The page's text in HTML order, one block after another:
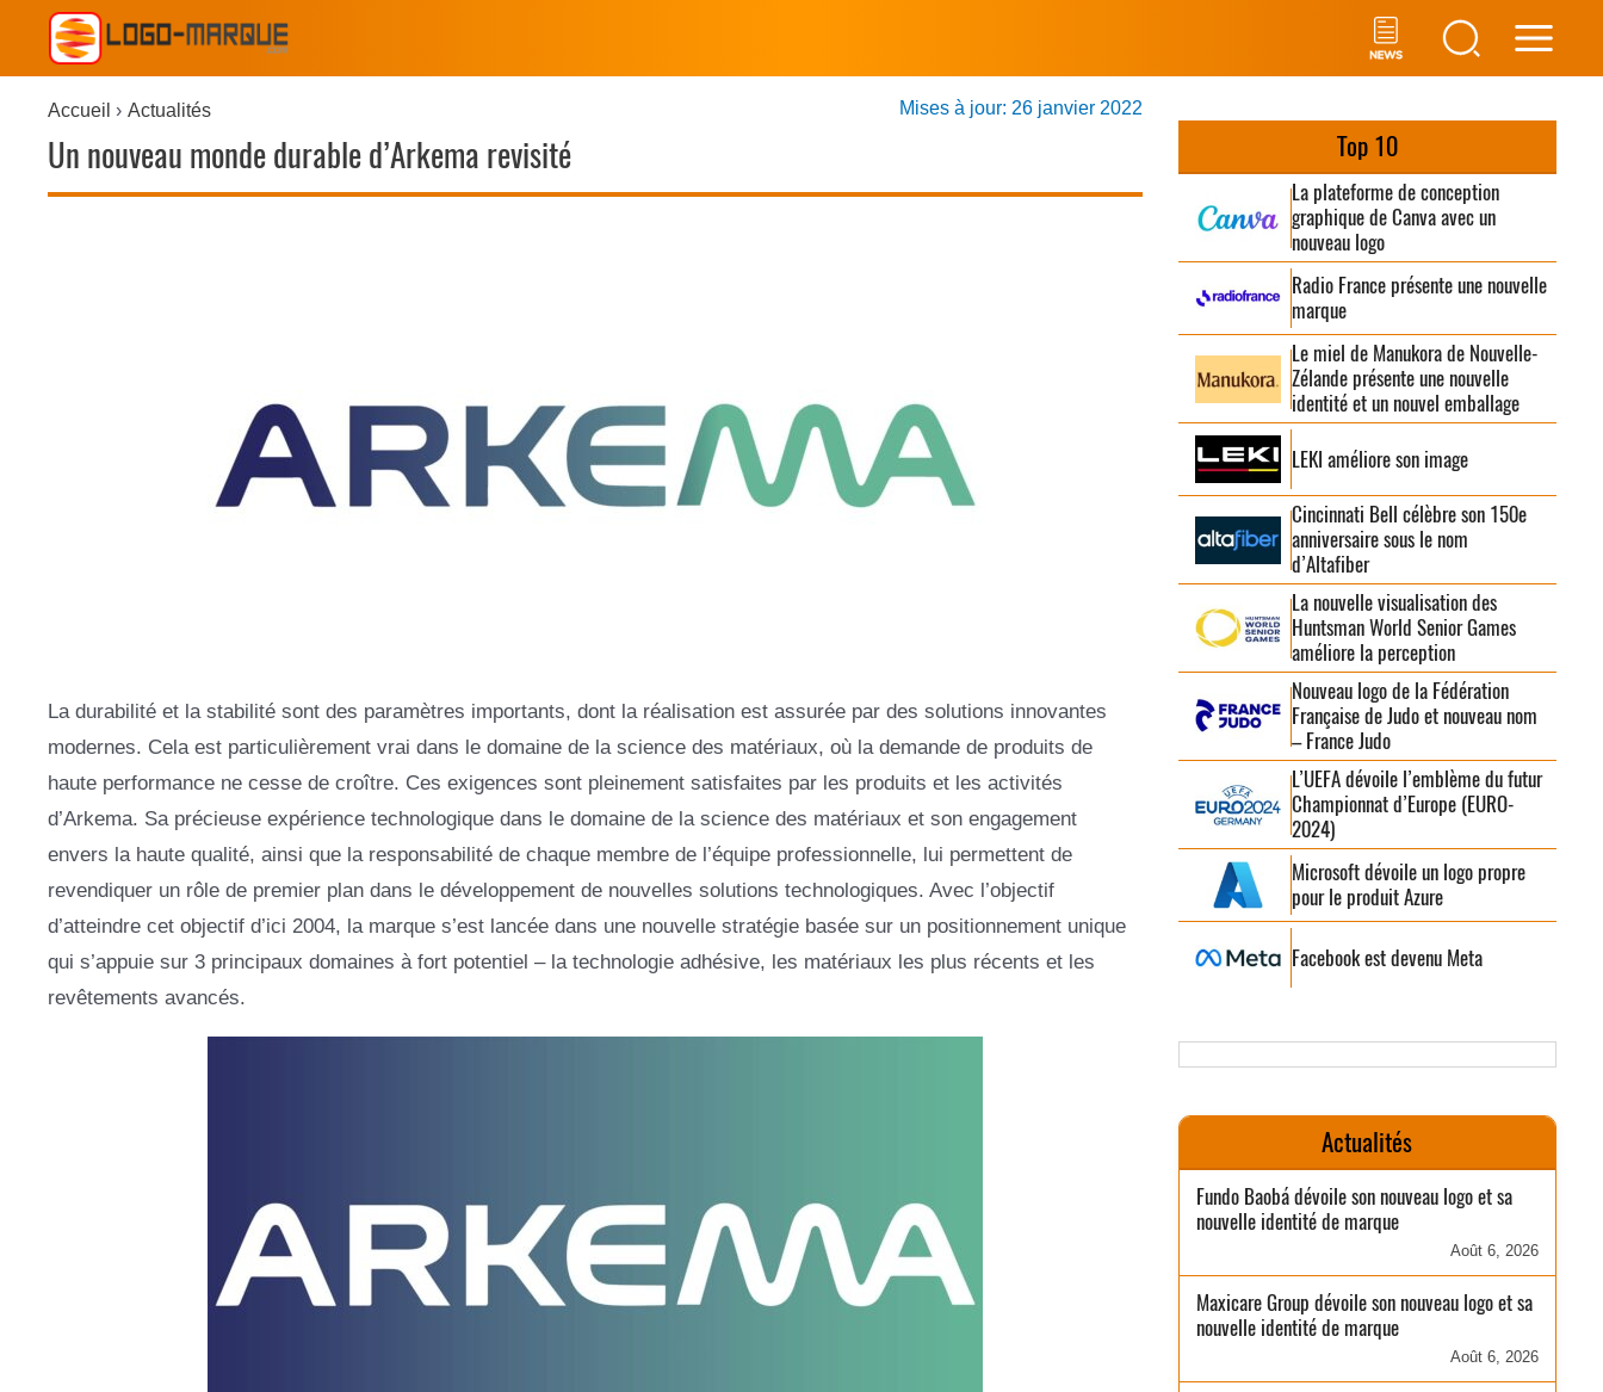
Accueil Actualités
Un nouveau monde durable d’Arkema revisité
Mises à jour: 26 janvier 2022
La durabilité et la stabilité sont des paramètres importants, dont la réalisation est assurée par des solutions innovantes
modernes. Cela est particulièrement vrai dans le domaine de la science des matériaux, où la demande de produits de
haute performance ne cesse de croître. Ces exigences sont pleinement satisfaites par les produits et les activités
d’Arkema. Sa précieuse expérience technologique dans le domaine de la science des matériaux et son engagement
envers la haute qualité, ainsi que la responsabilité de chaque membre de l’équipe professionnelle, lui permettent de
revendiquer un rôle de premier plan dans le développement de nouvelles solutions technologiques. Avec l’objectif
d’atteindre cet objectif d’ici 2004, la marque s’est lancée dans une nouvelle stratégie basée sur un positionnement unique
qui s’appuie sur 3 principaux domaines à fort potentiel – la technologie adhésive, les matériaux les plus récents et les
revêtements avancés.
Top 10
La plateforme de conception
graphique de Canva avec un
nouveau logo
Radio France présente une nouvelle
marque
Le miel de Manukora de Nouvelle-
Zélande présente une nouvelle
identité et un nouvel emballage
LEKI améliore son image
Cincinnati Bell célèbre son 150e
anniversaire sous le nom
d’Altafiber
La nouvelle visualisation des
Huntsman World Senior Games
améliore la perception
Nouveau logo de la Fédération
Française de Judo et nouveau nom
– France Judo
L’UEFA dévoile l’emblème du futur
Championnat d’Europe (EURO-
2024)
Microsoft dévoile un logo propre
pour le produit Azure
Facebook est devenu Meta
Actualités
Fundo Baobá dévoile son nouveau logo et sa
nouvelle identité de marque
Août 6, 2026
Maxicare Group dévoile son nouveau logo et sa
nouvelle identité de marque
Août 6, 2026